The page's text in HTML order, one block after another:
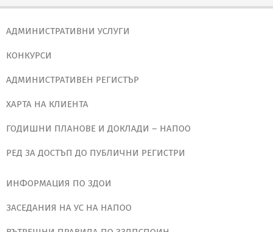
АДМИНИСТРАТИВНИ УСЛУГИ
КОНКУРСИ
АДМИНИСТРАТИВЕН РЕГИСТЪР
ХАРТА НА КЛИЕНТА
ГОДИШНИ ПЛАНОВЕ И ДОКЛАДИ – НАПОО
РЕД ЗА ДОСТЪП ДО ПУБЛИЧНИ РЕГИСТРИ
ИНФОРМАЦИЯ ПО ЗДОИ
ЗАСЕДАНИЯ НА УС НА НАПОО